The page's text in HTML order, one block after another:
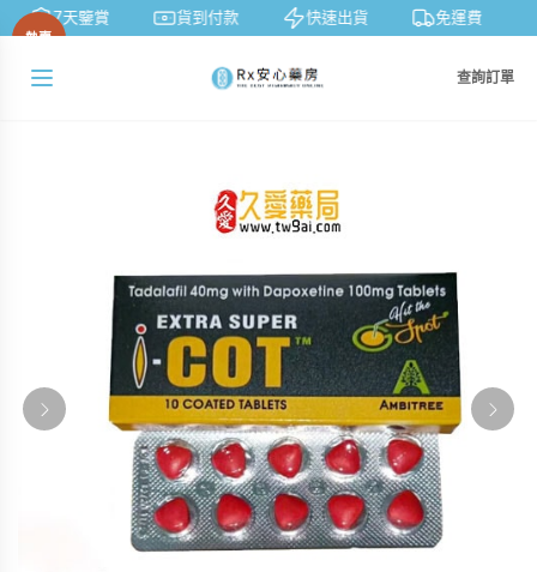
7天鑒賞 貨到付款 快速出貨 免運費
查詢訂單
熱賣